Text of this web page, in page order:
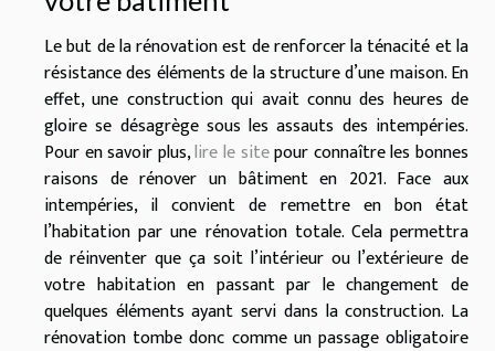
Le but de la rénovation est de renforcer la ténacité et la
résistance des éléments de la structure d’une maison. En
effet, une construction qui avait connu des heures de
gloire se désagrège sous les assauts des intempéries.
Pour en savoir plus,lire le sitepour connaître les bonnes
raisons de rénover un bâtiment en 2021. Face aux
intempéries, il convient de remettre en bon état
l’habitation par une rénovation totale. Cela permettra
de réinventer que ça soit l’intérieur ou l’extérieure de
votre habitation en passant par le changement de
quelques éléments ayant servi dans la construction. La
rénovation tombe donc comme un passage obligatoire